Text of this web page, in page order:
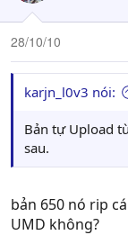
28/10/10
karjn_l0v3 nói:
Bản tự Upload
sau.
bản 650 nó rip
UMD không?